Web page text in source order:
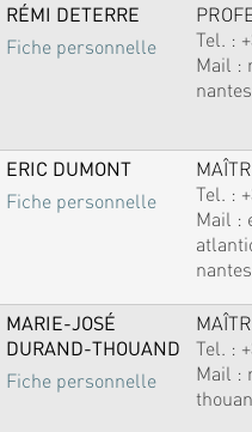
RÉMI DETERRE
Fiche personnelle
Tel. :
Mail :
ERIC DUMONT
Fiche personnelle
Tel. :
Mail :
MARIE-JOSÉ
DURAND-THOUAND
Fiche personnelle
Tel. :
Mail :